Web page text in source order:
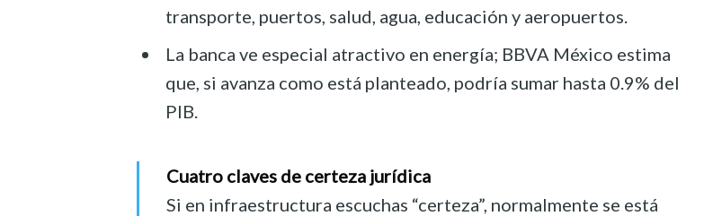
transporte, puertos, salud, agua, educación y aeropuertos.
La banca ve especial atractivo en energía; BBVA México estima
que, si avanza como está planteado, podría sumar hasta 0.9% del
PIB.
Cuatro claves de certeza jurídica
Si en infraestructura escuchas “certeza”, normalmente se está